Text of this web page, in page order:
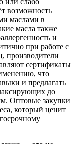
или слабо
возможность
маслами в
масла также
и
при работе с
производители
сертификаты
что
и предлагать
до
Оптовые закупки
который ценит